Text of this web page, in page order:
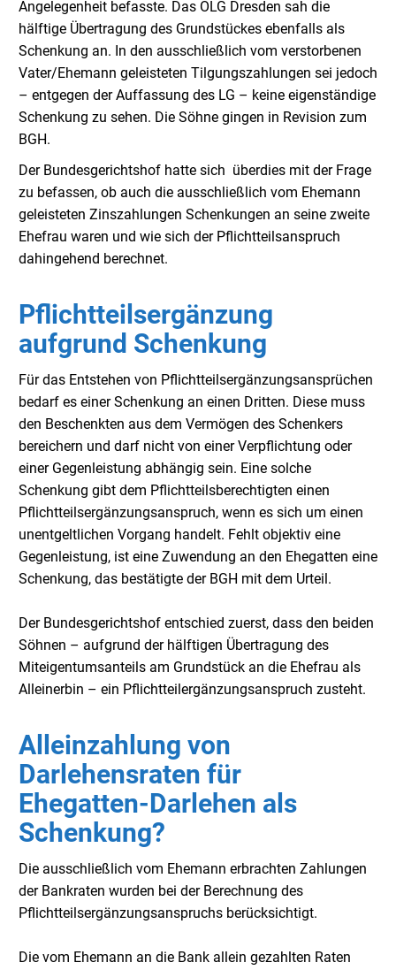
Angelegenheit befasste. Das OLG Dresden sah die
hälftige Übertragung des Grundstückes ebenfalls als
Schenkung an. In den ausschließlich vom verstorbenen
Vater/Ehemann geleisteten Tilgungszahlungen sei jedoch
– entgegen der Auffassung des LG – keine eigenständige
Schenkung zu sehen. Die Söhne gingen in Revision zum
BGH.
Der Bundesgerichtshof hatte sich überdies mit der Frage
zu befassen, ob auch die ausschließlich vom Ehemann
geleisteten Zinszahlungen Schenkungen an seine zweite
Ehefrau waren und wie sich der Pflichtteilsanspruch
dahingehend berechnet.
Pflichtteilsergänzung
aufgrund Schenkung
Für das Entstehen von Pflichtteilsergänzungsansprüchen
bedarf es einer Schenkung an einen Dritten. Diese muss
den Beschenkten aus dem Vermögen des Schenkers
bereichern und darf nicht von einer Verpflichtung oder
einer Gegenleistung abhängig sein. Eine solche
Schenkung gibt dem Pflichtteilsberechtigten einen
Pflichtteilsergänzungsanspruch, wenn es sich um einen
unentgeltlichen Vorgang handelt. Fehlt objektiv eine
Gegenleistung, ist eine Zuwendung an den Ehegatten eine
Schenkung, das bestätigte der BGH mit dem Urteil.
Der Bundesgerichtshof entschied zuerst, dass den beiden
Söhnen – aufgrund der hälftigen Übertragung des
Miteigentumsanteils am Grundstück an die Ehefrau als
Alleinerbin – ein Pflichtteilergänzungsanspruch zusteht.
Alleinzahlung von
Darlehensraten für
Ehegatten-Darlehen als
Schenkung?
Die ausschließlich vom Ehemann erbrachten Zahlungen
der Bankraten wurden bei der Berechnung des
Pflichtteilsergänzungsanspruchs berücksichtigt.
Die vom Ehemann an die Bank allein gezahlten Raten